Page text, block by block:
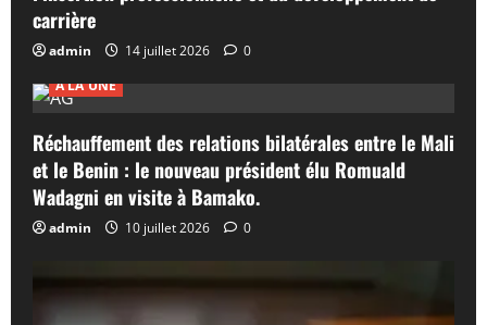
carrière
admin 14 juillet 2026
0
A LA UNE
Réchauffement des relations bilatérales entre le Mali
et le Benin : le nouveau président élu Romuald
Wadagni en visite à Bamako.
admin 10 juillet 2026 0